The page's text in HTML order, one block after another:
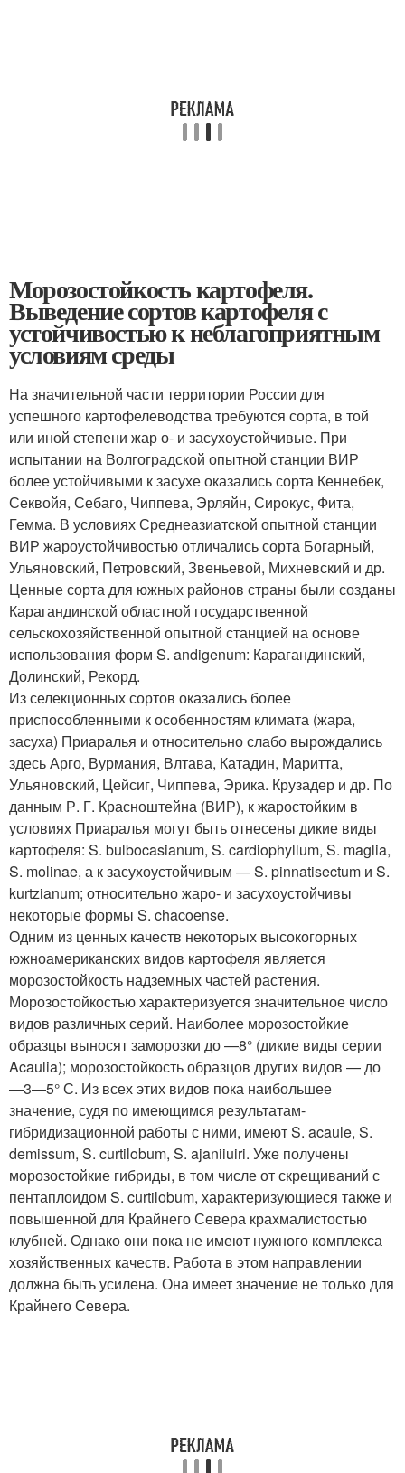
Морозостойкость картофеля.
Выведение сортов картофеля с
устойчивостью к неблагоприятным
условиям среды
На значительной части территории России для
успешного картофелеводства требуются сорта, в той
или иной степени жар о- и засухоустойчивые. При
испытании на Волгоградской опытной станции ВИР
более устойчивыми к засухе оказались сорта Кеннебек,
Секвойя, Себаго, Чиппева, Эрляйн, Сирокус, Фита,
Гемма. В условиях Среднеазиатской опытной станции
ВИР жароустойчивостью отличались сорта Богарный,
Ульяновский, Петровский, Звеньевой, Михневский и др.
Ценные сорта для южных районов страны были созданы
Карагандинской областной государственной
сельскохозяйственной опытной станцией на основе
использования форм S. andigenum: Карагандинский,
Долинский, Рекорд.
Из селекционных сортов оказались более
приспособленными к особенностям климата (жара,
засуха) Приаралья и относительно слабо вырождались
здесь Арго, Вурмания, Влтава, Катадин, Маритта,
Ульяновский, Цейсиг, Чиппева, Эрика. Крузадер и др. По
данным Р. Г. Красноштейна (ВИР), к жаростойким в
условиях Приаралья могут быть отнесены дикие виды
картофеля: S. bulbocasianum, S. cardiophyllum, S. maglia,
S. molinae, а к засухоустойчивым — S. pinnatisectum и S.
kurtzianum; относительно жаро- и засухоустойчивы
некоторые формы S. chacoense.
Одним из ценных качеств некоторых высокогорных
южноамериканских видов картофеля является
морозостойкость надземных частей растения.
Морозостойкостью характеризуется значительное число
видов различных серий. Наиболее морозостойкие
образцы выносят заморозки до —8° (дикие виды серии
Acaulia); морозостойкость образцов других видов — до
—3—5° С. Из всех этих видов пока наибольшее
значение, судя по имеющимся результатам-
гибридизационной работы с ними, имеют S. acaule, S.
demissum, S. curtilobum, S. ajaniiuiri. Уже получены
морозостойкие гибриды, в том числе от скрещиваний с
пентаплоидом S. curtilobum, характеризующиеся также и
повышенной для Крайнего Севера крахмалистостью
клубней. Однако они пока не имеют нужного комплекса
хозяйственных качеств. Работа в этом направлении
должна быть усилена. Она имеет значение не только для
Крайнего Севера.